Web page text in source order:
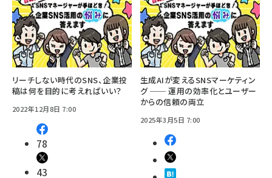
リーチしない時代のSNS、企業投
稿は何を目的に考えればいい？
2022年12月8日 7:00
78
43
生成AIが変えるSNSマーケティン
グ ── 運用の効率化とユーザー
からの信頼の両立
2025年3月5日 7:00